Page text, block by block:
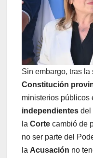
Sin embargo, tras la
Constitución
ministerios públicos
independientes del
la Corte cambió de
no ser parte del
la Acusación no